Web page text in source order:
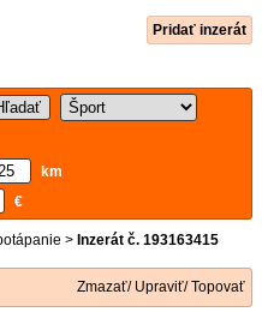
Pridať inzerát
km
€
> Inzerát č. 193163415
Zmazať/ Upraviť/ Topovať